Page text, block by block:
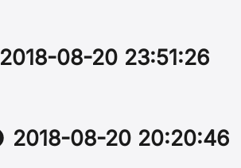
2018-08-20 23:51:26
2018-08-20 20:20:46